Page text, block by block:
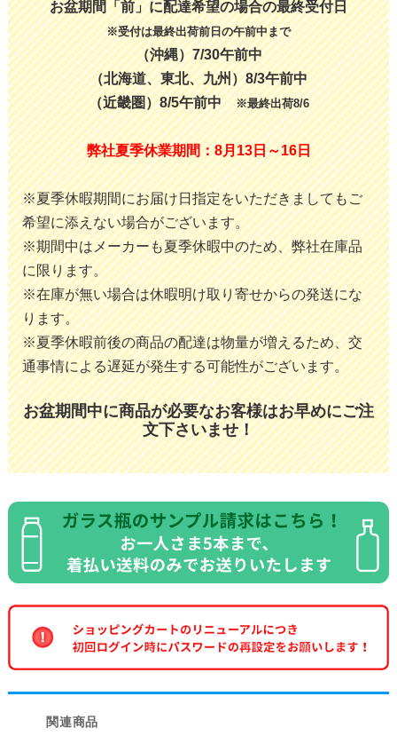
お盆期間「前」に配達希望の場合の最終受付日
※受付は最終出荷前日の午前中まで
（沖縄）7/30午前中
（北海道、東北、九州）8/3午前中
（近畿圏）8/5午前中※最終出荷8/6
弊社夏季休業期間：8月13日～16日
※夏季休暇期間にお届け日指定をいただきましてもご
希望に添えない場合がございます。
※期間中はメーカーも夏季休暇中のため、弊社在庫品
に限ります。
※在庫が無い場合は休暇明け取り寄せからの発送にな
ります。
※夏季休暇前後の商品の配達は物量が増えるため、交
通事情による遅延が発生する可能性がございます。
お盆期間中に商品が必要なお客様はお早めにご注
文下さいませ！
関連商品